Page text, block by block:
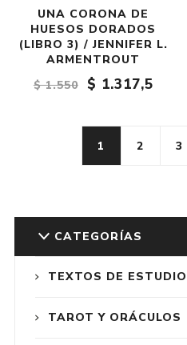
UNA CORONA DE
HUESOS DORADOS
(LIBRO 3) / JENNIFER L.
ARMENTROUT
$ 1.550
$ 1.317,5
1 2 3
CATEGORÍAS
TEXTOS DE ESTUDIO
TAROT Y ORÁCULOS